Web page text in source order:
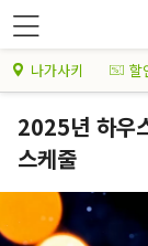
나가사키 할
2025년 하우
스케줄